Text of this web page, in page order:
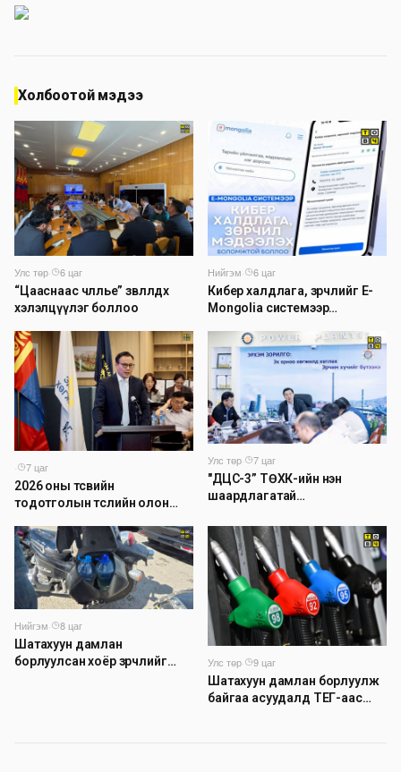
Холбоотой мэдээ
Улс төр·
6 цаг
“Цааснаас чөлөөлье” зөвлөлдөх
хэлэлцүүлэг боллоо
Нийгэм·
6 цаг
Кибер халдлага, зөрчлийг E-
Mongolia системээр
боломжтой боллоо
·
7 цаг
2026 оны төсвийн
тодотголын төслийн олон
Улс төр·
7 цаг
"ДЦС-3” ТӨХК-ийн нэн
шаардлагатай
шинэчлэлийн төсвийг
шийдвэрлэхээр болов
Нийгэм·
8 цаг
Шатахуун дамлан
борлуулсан хоёр зөрчлийг
Улс төр·
9 цаг
Шатахуун дамлан борлуулж
байгаа асуудалд ТЕГ-аас